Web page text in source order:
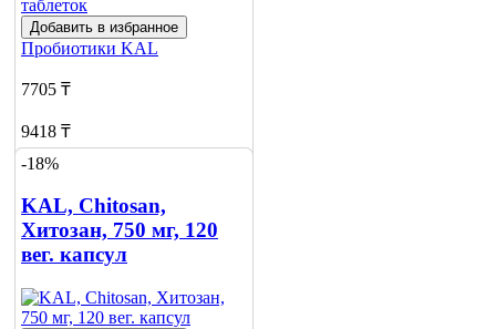
Добавить в избранное
Пробиотики KAL
7705 ₸
9418 ₸
Добавить в корзину
-18%
KAL, Chitosan,
Хитозан, 750 мг, 120
вег. капсул